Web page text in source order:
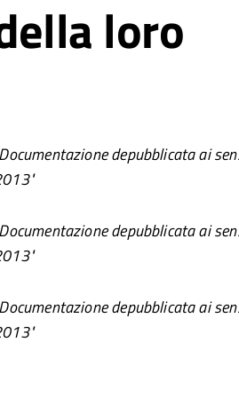
loro
Documentazione depubblicata ai
Documentazione depubblicata ai
Documentazione depubblicata ai